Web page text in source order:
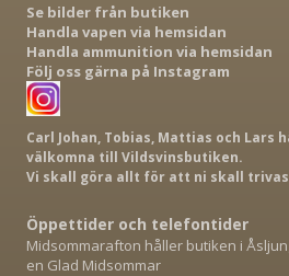
Se bilder från butiken
Handla vapen via hemsidan
Handla ammunition via hemsidan
Följ oss gärna på Instagram
Carl Johan, Tobias, Mattias och Lars
välkomna till Vildsvinsbutiken.
Vi skall göra allt för att ni skall
Öppettider och telefontider
Midsommarafton håller butiken i
en Glad Midsommar